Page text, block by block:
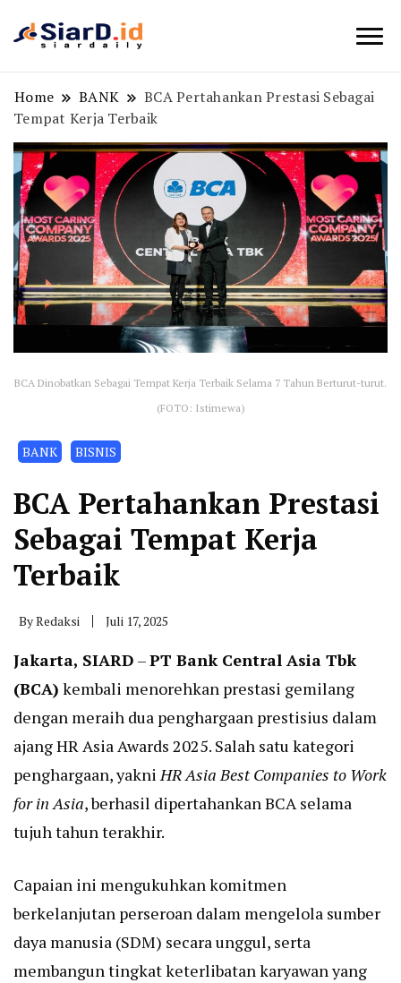
Home BANK
BCA Pertahankan Prestasi Sebagai
Tempat Kerja Terbaik
BCA Dinobatkan Sebagai Tempat Kerja Terbaik Selama 7 Tahun Berturut-turut.
(FOTO: Istimewa)
BANK BISNIS
BCA Pertahankan Prestasi
Sebagai Tempat Kerja
Terbaik
ByRedaksi Juli 17, 2025
Jakarta, SIARD –PT Bank Central Asia Tbk
(BCA) kembali menorehkan prestasi gemilang
dengan meraih dua penghargaan prestisius dalam
ajang HR Asia Awards 2025. Salah satu kategori
penghargaan, yakniHR Asia Best Companies to Work
for in Asia, berhasil dipertahankan BCA selama
tujuh tahun terakhir.
Capaian ini mengukuhkan komitmen
berkelanjutan perseroan dalam mengelola sumber
daya manusia (SDM) secara unggul, serta
membangun tingkat keterlibatan karyawan yang